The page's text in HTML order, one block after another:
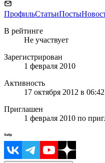
ПрофильСтатьиПосты
В рейтинге
Не участвует
Зарегистрирован
1 февраля 2010
Активность
17 октября 2012 в 06:42
Приглашен
1 февраля 2010 по